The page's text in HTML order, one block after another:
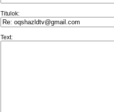
Titulok:
Text: